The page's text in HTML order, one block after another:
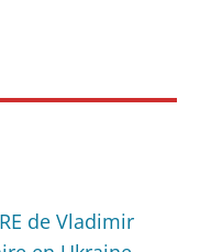
de Vladimir